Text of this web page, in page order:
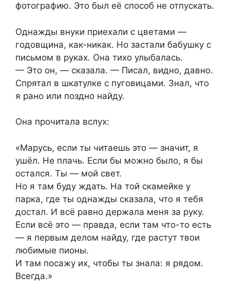
фотографию. Это был её способ не отпускать.
Однажды внуки приехали с цветами —
годовщина, как-никак. Но застали бабушку с
письмом в руках. Она тихо улыбалась.
— Это он, — сказала. — Писал, видно, давно.
Спрятал в шкатулке с пуговицами. Знал, что
я рано или поздно найду.
Она прочитала вслух:
«Марусь, если ты читаешь это — значит, я
ушёл. Не плачь. Если бы можно было, я бы
остался. Ты — мой свет.
Но я там буду ждать. На той скамейке у
парка, где ты однажды сказала, что я тебя
достал. И всё равно держала меня за руку.
Если всё это — правда, если там что-то есть
— я первым делом найду, где растут твои
любимые пионы.
И там посажу их, чтобы ты знала: я рядом.
Всегда.»